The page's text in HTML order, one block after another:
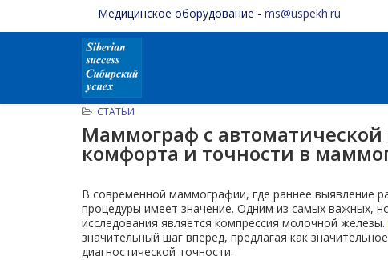
Медицинское оборудование - ms@uspekh.ru
СТАТЬИ
Маммограф с
комфорта и точности в
В современной маммографии, где раннее выявление
процедуры имеет значение. Одним из самых важных,
исследования является компрессия молочной железы.
значительный шаг вперед, предлагая как
диагностической точности.